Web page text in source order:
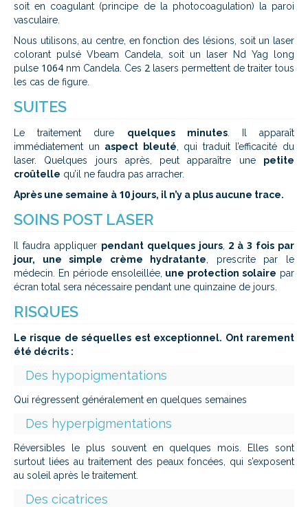
soit en coagulant (principe de la photocoagulation) la paroi
vasculaire.
Nous utilisons, au centre, en fonction des lésions, soit un laser
colorant pulsé Vbeam Candela, soit un laser Nd Yag long
pulse 1064 nm Candela. Ces 2 lasers permettent de traiter tous
les cas de figure.
SUITES
Le traitement dure quelques minutes. Il apparaît
immédiatement un aspect bleuté , qui traduit l’efficacité du
laser. Quelques jours après, peut apparaître une petite
croûtelle qu’il ne faudra pas arracher.
Après une semaine à 10 jours, il n’y a plus aucune trace.
SOINS POST LASER
Il faudra appliquer pendant quelques jours, 2 à3 fois par
jour, une simple crème hydratante , prescrite par le
médecin. En période ensoleillée, une protection solaire par
écran total sera nécessaire pendant une quinzaine de jours.
RISQUES
Le risque de séquelles est exceptionnel. Ont rarement
été décrits :
Des hypopigmentations
Qui régressent généralement en quelques semaines
Des hyperpigmentations
Réversibles le plus souvent en quelques mois. Elles sont
surtout liées au traitement des peaux foncées, qui s’exposent
au soleil après le traitement.
Des cicatrices